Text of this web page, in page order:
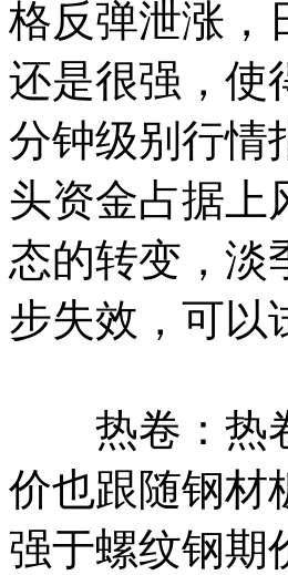
格反弹泄涨，
还是很强，使
分钟级别行情
头资金占据上
态的转变，淡
步失效，可以
热卷：热卷
价也跟随钢材
强于螺纹钢期